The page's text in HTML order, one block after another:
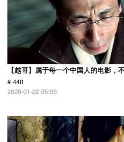
【越哥】属于每一个中国人的电影，
# 440
2020-01-22 05:05